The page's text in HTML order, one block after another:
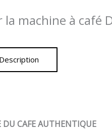
machine à café
Description
DU CAFE AUTHENTIQUE